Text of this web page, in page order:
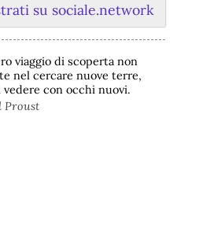
- 6/8/2026 21:45
borsa/notizie
su un piano B per
dopo la chiusura dell’area a
su sociale.network
viaggio di scoperta non
nel cercare nuove terre,
vedere con occhi nuovi.
Proust